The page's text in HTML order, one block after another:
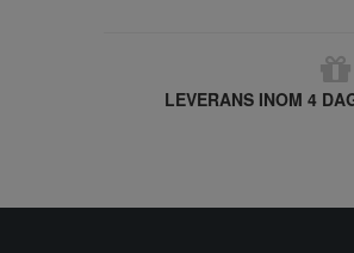
LEVERANS INOM 4